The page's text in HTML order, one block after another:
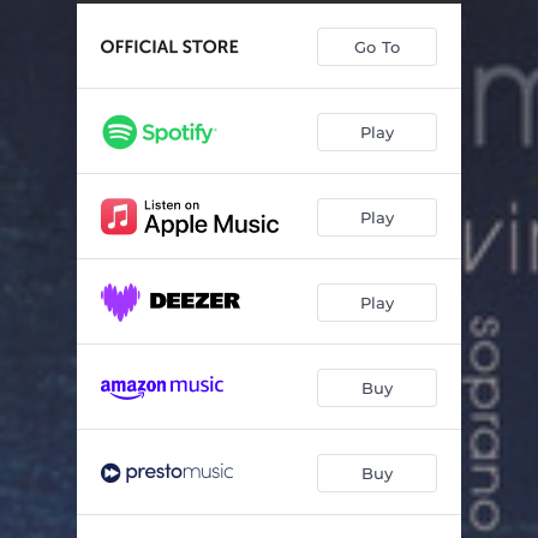
I. Meditasjon
III. Meditasjon 01:55
IV. Meditasjon 03:20
V. Meditasjon 01:51
V1. Meditasjon 04:45
Go To
Play
Play
Play
Buy
Buy